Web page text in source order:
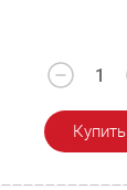
Купить